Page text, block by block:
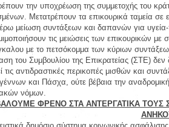
την υποχρέωση της συμμετοχής του
Μετατρέπουν τα επικουρικά ταμεία σε
μείωση συντάξεων και δαπανών για υγεία-
τις μειώσεις των επικουρικών
με το πετσόκομμα των κύριων
του Συμβουλίου της Επικρατείας (ΣΤΕ) δεν
τις αντιδραστικές περικοπές μισθών και
και Πάσχα, ούτε βέβαια την
νόμων.
ΦΡΕΝΟ ΣΤΑ ΑΝΤΕΡΓΑΤΙΚΑ ΤΟΥΣ